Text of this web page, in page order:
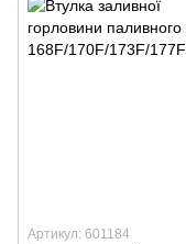
Артикул: 601184